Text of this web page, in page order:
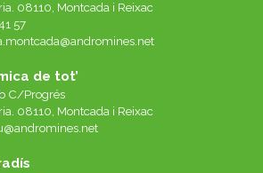
08110, Montcada i Reixac
57
de tot’
C/Progrés
08110, Montcada i Reixac